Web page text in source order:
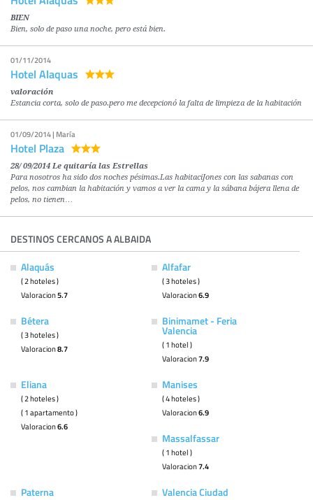
BIEN
Bien, solo de paso una noche, pero está bien.
01/11/2014
Hotel Alaquas
valoración
Estancia corta, solo de paso.pero me decepcionó la falta de limpieza de la habitación
01/09/2014 | María
Hotel Plaza
28/ 09/2014 Le quitaría las Estrellas
Para nosotros ha sido dos noches pésimas.Las habitaciJones con las sabanas con
pelos, nos cambian la habitación y vamos a ver la cama y la sábana bájera llena de
pelos, no tienen…
DESTINOS CERCANOS A ALBAIDA
Alaquás
( 2 hoteles )
Valoracion5.7
Alfafar
( 3 hoteles )
Valoracion6.9
Bétera
( 3 hoteles )
Valoracion8.7
Binimamet - Feria
Valencia
( 1 hotel )
Valoracion7.9
Eliana
( 2 hoteles )
( 1 apartamento )
Valoracion6.6
Manises
( 4 hoteles )
Valoracion6.9
Massalfassar
( 1 hotel )
Valoracion7.4
Paterna Valencia Ciudad